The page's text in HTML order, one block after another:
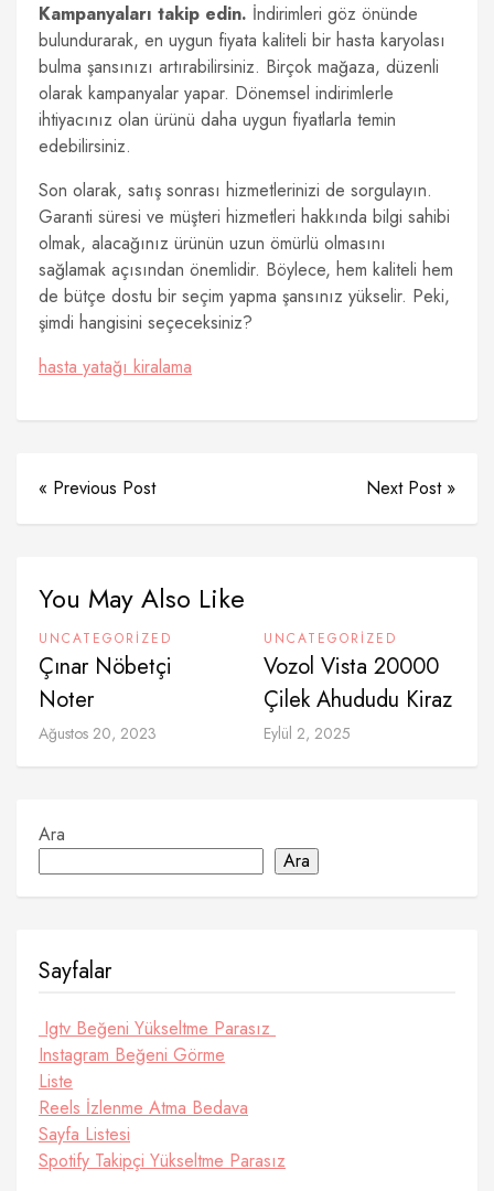
Kampanyaları takip edin. İndirimleri göz önünde
bulundurarak, en uygun fiyata kaliteli bir hasta karyolası
bulma şansınızı artırabilirsiniz. Birçok mağaza, düzenli
olarak kampanyalar yapar. Dönemsel indirimlerle
ihtiyacınız olan ürünü daha uygun fiyatlarla temin
edebilirsiniz.
Son olarak, satış sonrası hizmetlerinizi de sorgulayın.
Garanti süresi ve müşteri hizmetleri hakkında bilgi sahibi
olmak, alacağınız ürünün uzun ömürlü olmasını
sağlamak açısından önemlidir. Böylece, hem kaliteli hem
de bütçe dostu bir seçim yapma şansınız yükselir. Peki,
şimdi hangisini seçeceksiniz?
hasta yatağı kiralama
« Previous Post Next Post »
You May Also Like
UNCATEGORIZED
Çınar Nöbetçi
Noter
Ağustos 20, 2023
UNCATEGORIZED
Vozol Vista 20000
Çilek Ahududu Kiraz
Eylül 2, 2025
Ara
Ara
Sayfalar
Igtv Beğeni Yükseltme Parasız
Instagram Beğeni Görme
Liste
Reels İzlenme Atma Bedava
Sayfa Listesi
Spotify Takipçi Yükseltme Parasız